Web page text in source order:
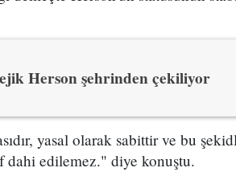
Herson şehrinden çekiliyor
yasal olarak sabittir ve bu
dahi edilemez." diye konuştu.